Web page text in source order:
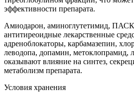
эффективности препарата.
Амиодарон, аминоглутетимид,
антитиреоидные лекарственные
адреноблокаторы, карбамазепин,
леводопа, допамин, метоклопрамид,
оказывают влияние на синтез,
метаболизм препарата.
Условия хранения